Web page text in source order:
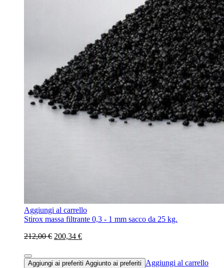
Aggiungi al carrello
Stirox massa filtrante 0,3 - 1 mm sacco da 25 kg.
212,00 € 200,34 €
Aggiungi ai preferiti Aggiunto ai preferiti
Aggiungi al carrello